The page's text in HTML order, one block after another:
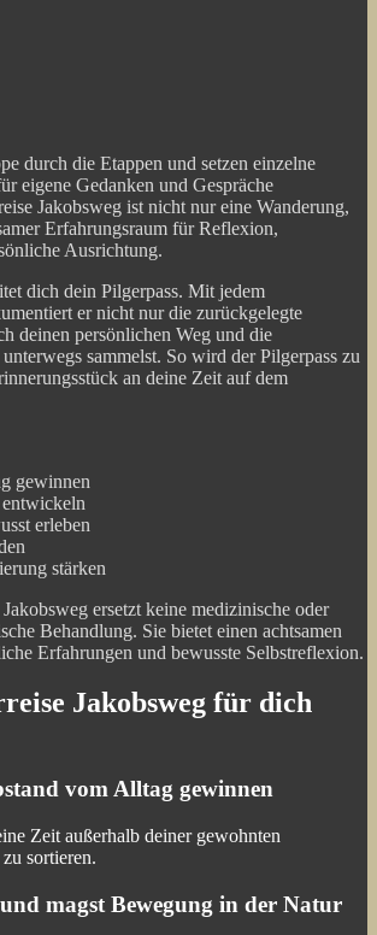
durch die Etappen und setzen einzelne
eigene Gedanken und Gespräche
Jakobsweg ist nicht nur eine Wanderung,
Erfahrungsraum für Reflexion,
Ausrichtung.
dich dein Pilgerpass. Mit jedem
er nicht nur die zurückgelegte
deinen persönlichen Weg und die
sammelst. So wird der Pilgerpass zu
an deine Zeit auf dem
gewinnen
entwickeln
erleben
stärken
ersetzt keine medizinische oder
Behandlung. Sie bietet einen achtsamen
Erfahrungen und bewusste Selbstreflexion.
Jakobsweg für dich
vom Alltag gewinnen
Zeit außerhalb deiner gewohnten
sortieren.
magst Bewegung in der Natur